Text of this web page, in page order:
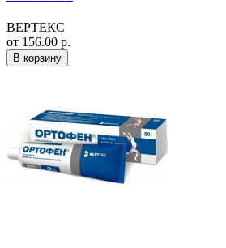
ВЕРТЕКС
от 156.00 р.
В корзину